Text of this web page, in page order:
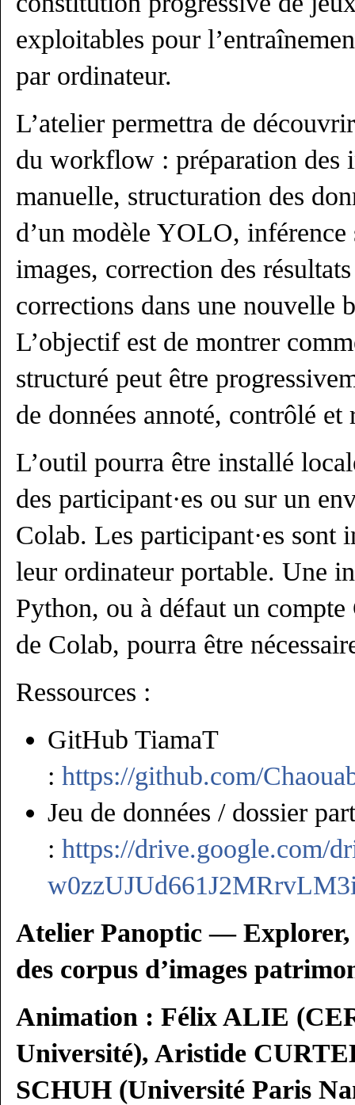
exploitables pour
par ordinateur.
L’atelier permettra de
du workflow : préparation des
manuelle, structuration des
d’un modèle YOLO, inférence
images, correction des
corrections dans une nouvelle
L’objectif est de montrer
structuré peut être
de données annoté, contrôlé et
L’outil pourra être installé
des participant·es ou sur un
Colab. Les participant·es sont
leur ordinateur portable. Une
Python, ou à défaut un compte
de Colab, pourra être
Ressources :
GitHub TiamaT
: https://github.com/
Jeu de données / dossier
: https://drive.google.com/
Atelier Panoptic —
des corpus d’images
Animation : Félix ALIE
Université), Aristide
SCHUH (Université Paris